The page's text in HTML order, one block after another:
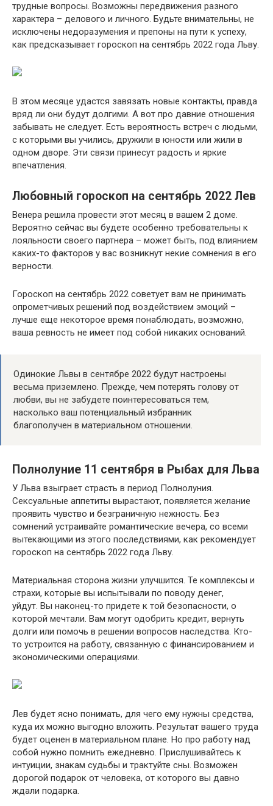
трудные вопросы. Возможны передвижения разного
характера – делового и личного. Будьте внимательны, не
исключены недоразумения и препоны на пути к успеху,
как предсказывает гороскоп на сентябрь 2022 года Льву.
В этом месяце удастся завязать новые контакты, правда
вряд ли они будут долгими. А вот про давние отношения
забывать не следует. Есть вероятность встреч с людьми,
с которыми вы учились, дружили в юности или жили в
одном дворе. Эти связи принесут радость и яркие
впечатления.
Любовный гороскоп на сентябрь 2022 Лев
Венера решила провести этот месяц в вашем 2 доме.
Вероятно сейчас вы будете особенно требовательны к
лояльности своего партнера – может быть, под влиянием
каких-то факторов у вас возникнут некие сомнения в его
верности.
Гороскоп на сентябрь 2022 советует вам не принимать
опрометчивых решений под воздействием эмоций –
лучше еще некоторое время понаблюдать, возможно,
ваша ревность не имеет под собой никаких оснований.
Одинокие Львы в сентябре 2022 будут настроены
весьма приземлено. Прежде, чем потерять голову от
любви, вы не забудете поинтересоваться тем,
насколько ваш потенциальный избранник
благополучен в материальном отношении.
Полнолуние 11 сентября в Рыбах для Льва
У Льва взыграет страсть в период Полнолуния.
Сексуальные аппетиты вырастают, появляется желание
проявить чувство и безграничную нежность. Без
сомнений устраивайте романтические вечера, со всеми
вытекающими из этого последствиями, как рекомендует
гороскоп на сентябрь 2022 года Льву.
Материальная сторона жизни улучшится. Те комплексы и
страхи, которые вы испытывали по поводу денег,
уйдут. Вы наконец-то придете к той безопасности, о
которой мечтали. Вам могут одобрить кредит, вернуть
долги или помочь в решении вопросов наследства. Кто-
то устроится на работу, связанную с финансированием и
экономическими операциями.
Лев будет ясно понимать, для чего ему нужны средства,
куда их можно выгодно вложить. Результат вашего труда
будет оценен в материальном плане. Но про работу над
собой нужно помнить ежедневно. Прислушивайтесь к
интуиции, знакам судьбы и трактуйте сны. Возможен
дорогой подарок от человека, от которого вы давно
ждали подарка.